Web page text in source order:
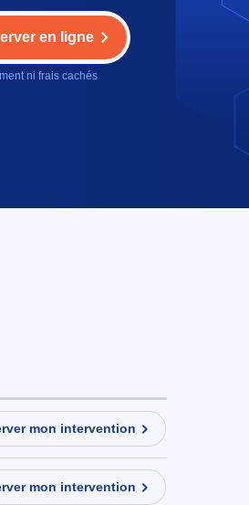
en ligne
ni frais cachés
mon intervention
mon intervention